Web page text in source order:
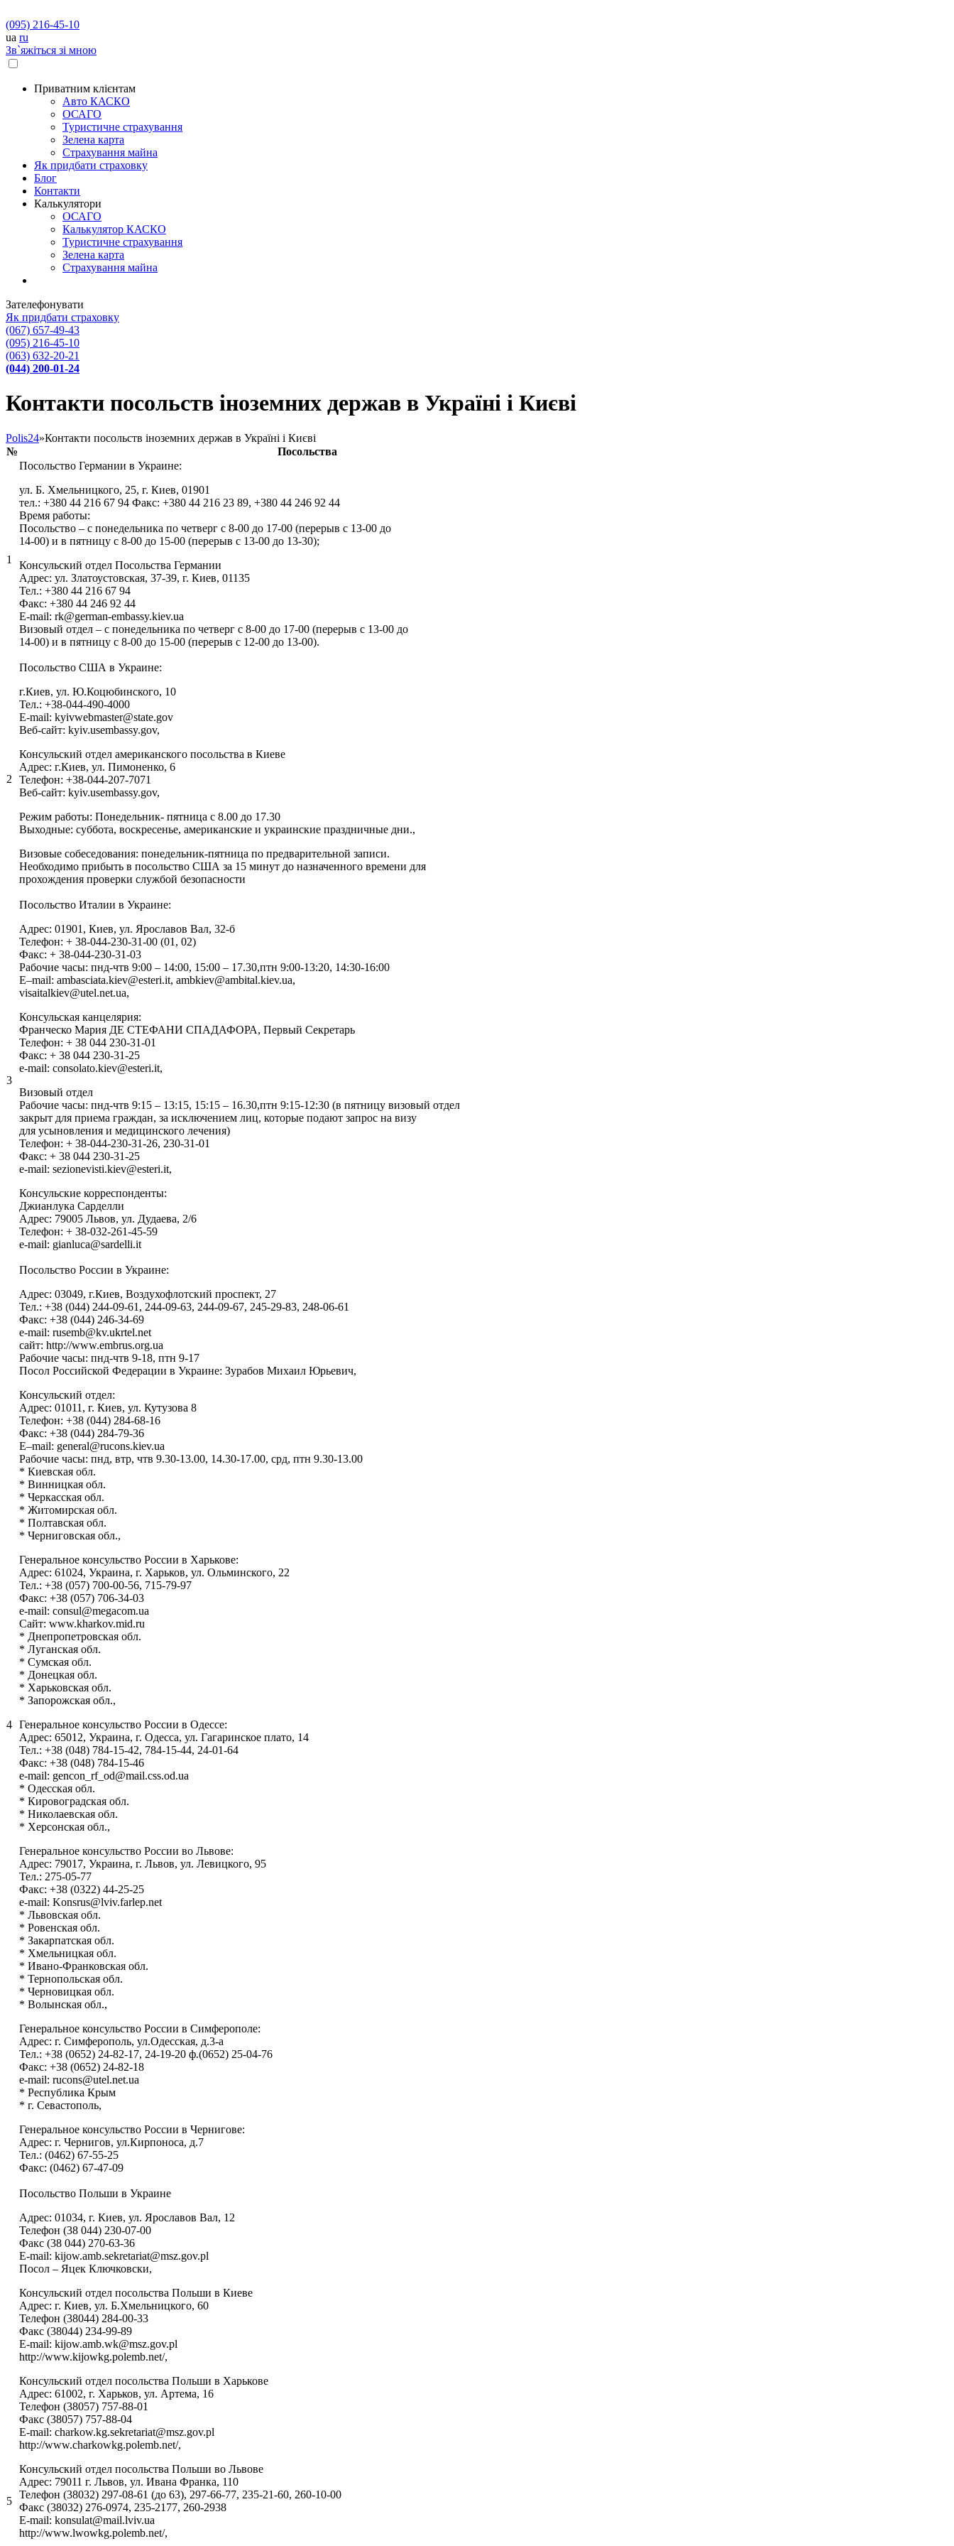
(095) 216-45-10
ua ru
Зв`яжіться зі мною
Приватним клієнтам
Авто КАСКО
OСАГО
Туристичне страхування
Зелена карта
Страхування майна
Як придбати страховку
Блог
Контакти
Калькулятори
OСАГО
Калькулятор КАСКО
Туристичне страхування
Зелена карта
Страхування майна
Зателефонувати
Як придбати страховку
(067) 657-49-43
(095) 216-45-10
(063) 632-20-21
(044) 200-01-24
Контакти посольств іноземних держав в Україні і Києві
Polis24»Контакти посольств іноземних держав в Україні і Києві
№
Посольства
1
Посольство Германии в Украине:
ул. Б. Хмельницкого, 25, г. Киев, 01901
тел.: +380 44 216 67 94 Факс: +380 44 216 23 89, +380 44 246 92 44
Время работы:
Посольство – с понедельника по четверг с 8-00 до 17-00 (перерыв с 13-00 до
14-00) и в пятницу с 8-00 до 15-00 (перерыв с 13-00 до 13-30);
Консульский отдел Посольства Германии
Адрес: ул. Златоустовская, 37-39, г. Киев, 01135
Тел.: +380 44 216 67 94
Факс: +380 44 246 92 44
E-mail: rk@german-embassy.kiev.ua
Визовый отдел – с понедельника по четверг с 8-00 до 17-00 (перерыв с 13-00 до
14-00) и в пятницу с 8-00 до 15-00 (перерыв с 12-00 до 13-00).
2
Посольство США в Украине:
г.Киев, ул. Ю.Коцюбинского, 10
Тел.: +38-044-490-4000
E-mail: kyivwebmaster@state.gov
Веб-сайт: kyiv.usembassy.gov,
Консульский отдел американского посольства в Киеве
Адрес: г.Киев, ул. Пимоненко, 6
Телефон: +38-044-207-7071
Веб-сайт: kyiv.usembassy.gov,
Режим работы: Понедельник- пятница с 8.00 до 17.30
Выходные: суббота, воскресенье, американские и украинские праздничные дни.,
Визовые собеседования: понедельник-пятница по предварительной записи.
Необходимо прибыть в посольство США за 15 минут до назначенного времени для
прохождения проверки службой безопасности
3
Посольство Италии в Украине:
Адрес: 01901, Киев, ул. Ярославов Вал, 32-б
Телефон: + 38-044-230-31-00 (01, 02)
Факс: + 38-044-230-31-03
Рабочие часы: пнд-чтв 9:00 – 14:00, 15:00 – 17.30,птн 9:00-13:20, 14:30-16:00
E–mail: ambasciata.kiev@esteri.it, ambkiev@ambital.kiev.ua,
visaitalkiev@utel.net.ua,
Консульская канцелярия:
Франческо Мария ДЕ СТЕФАНИ СПАДАФОРА, Первый Секретарь
Телефон: + 38 044 230-31-01
Факс: + 38 044 230-31-25
e-mail: consolato.kiev@esteri.it,
Визовый отдел
Рабочие часы: пнд-чтв 9:15 – 13:15, 15:15 – 16.30,птн 9:15-12:30 (в пятницу визовый отдел
закрыт для приема граждан, за исключением лиц, которые подают запрос на визу
для усыновления и медицинского лечения)
Телефон: + 38-044-230-31-26, 230-31-01
Факс: + 38 044 230-31-25
e-mail: sezionevisti.kiev@esteri.it,
Консульские корреспонденты:
Джианлука Сарделли
Адрес: 79005 Львов, ул. Дудаева, 2/6
Телефон: + 38-032-261-45-59
e-mail: gianluca@sardelli.it
4
Посольство России в Украине:
Адрес: 03049, г.Киев, Воздухофлотский проспект, 27
Тел.: +38 (044) 244-09-61, 244-09-63, 244-09-67, 245-29-83, 248-06-61
Факс: +38 (044) 246-34-69
e-mail: rusemb@kv.ukrtel.net
сайт: http://www.embrus.org.ua
Рабочие часы: пнд-чтв 9-18, птн 9-17
Посол Российской Федерации в Украине: Зурабов Михаил Юрьевич,
Консульский отдел:
Адрес: 01011, г. Киев, ул. Кутузова 8
Телефон: +38 (044) 284-68-16
Факс: +38 (044) 284-79-36
E–mail: general@rucons.kiev.ua
Рабочие часы: пнд, втр, чтв 9.30-13.00, 14.30-17.00, срд, птн 9.30-13.00
* Киевская обл.
* Винницкая обл.
* Черкасская обл.
* Житомирская обл.
* Полтавская обл.
* Черниговская обл.,
Генеральное консульство России в Харькове:
Адрес: 61024, Украина, г. Харьков, ул. Ольминского, 22
Тел.: +38 (057) 700-00-56, 715-79-97
Факс: +38 (057) 706-34-03
e-mail: consul@megacom.ua
Сайт: www.kharkov.mid.ru
* Днепропетровская обл.
* Луганская обл.
* Сумская обл.
* Донецкая обл.
* Харьковская обл.
* Запорожская обл.,
Генеральное консульство России в Одессе:
Адрес: 65012, Украина, г. Одесса, ул. Гагаринское плато, 14
Тел.: +38 (048) 784-15-42, 784-15-44, 24-01-64
Факс: +38 (048) 784-15-46
e-mail: gencon_rf_od@mail.css.od.ua
* Одесская обл.
* Кировоградская обл.
* Николаевская обл.
* Херсонская обл.,
Генеральное консульство России во Львове:
Адрес: 79017, Украина, г. Львов, ул. Левицкого, 95
Тел.: 275-05-77
Факс: +38 (0322) 44-25-25
e-mail: Konsrus@lviv.farlep.net
* Львовская обл.
* Ровенская обл.
* Закарпатская обл.
* Хмельницкая обл.
* Ивано-Франковская обл.
* Тернопольская обл.
* Черновицкая обл.
* Волынская обл.,
Генеральное консульство России в Симферополе:
Адрес: г. Симферополь, ул.Одесская, д.3-а
Тел.: +38 (0652) 24-82-17, 24-19-20 ф.(0652) 25-04-76
Факс: +38 (0652) 24-82-18
e-mail: rucons@utel.net.ua
* Республика Крым
* г. Севастополь,
Генеральное консульство России в Чернигове:
Адрес: г. Чернигов, ул.Кирпоноса, д.7
Тел.: (0462) 67-55-25
Факс: (0462) 67-47-09
5
Посольство Польши в Украине
Адрес: 01034, г. Киев, ул. Ярославов Вал, 12
Телефон (38 044) 230-07-00
Факс (38 044) 270-63-36
E-mail: kijow.amb.sekretariat@msz.gov.pl
Посол – Яцек Ключковски,
Консульский отдел посольства Польши в Киеве
Адрес: г. Киев, ул. Б.Хмельницкого, 60
Телефон (38044) 284-00-33
Факс (38044) 234-99-89
E-mail: kijow.amb.wk@msz.gov.pl
http://www.kijowkg.polemb.net/,
Консульский отдел посольства Польши в Харькове
Адрес: 61002, г. Харьков, ул. Артема, 16
Телефон (38057) 757-88-01
Факс (38057) 757-88-04
E-mail: charkow.kg.sekretariat@msz.gov.pl
http://www.charkowkg.polemb.net/,
Консульский отдел посольства Польши во Львове
Адрес: 79011 г. Львов, ул. Ивана Франка, 110
Телефон (38032) 297-08-61 (до 63), 297-66-77, 235-21-60, 260-10-00
Факс (38032) 276-0974, 235-2177, 260-2938
E-mail: konsulat@mail.lviv.ua
http://www.lwowkg.polemb.net/,